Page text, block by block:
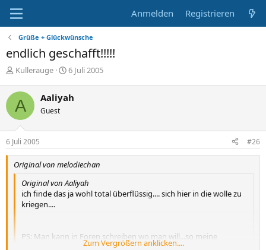
Anmelden Registrieren
Grüße + Glückwünsche
endlich geschafft!!!!!
E
s
e
l
l
e
r
Kullerauge
E
t
l
a
m
6 Juli 2005
A Aaliyah
Guest
6 Juli 2005 #26
Original von melodiechan
Original von Aaliyah
ich finde das ja wohl total überflüssig.... sich hier in die wolle zu
kriegen....
PS: Man kann in Foren schreiben wo man will...so meine
Zum Vergrößern anklicken....